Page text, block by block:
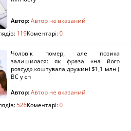
Автор:Автор не вказаний
119Коментарі:0
Чоловік помер, але позика
залишилася: як фраза «на його
розсуд» коштувала дружині $1,1 млн (
ВС у сп
Автор:Автор не вказаний
526Коментарі:0